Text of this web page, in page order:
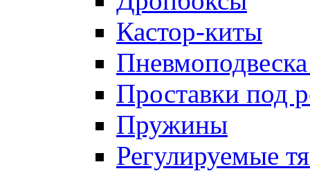
Кастор-киты
Проставки под
Пружины
Регулируемые